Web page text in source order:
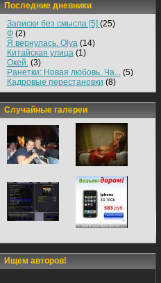
Последние дневники
Записки без смысла [5] (25)
Ф(2)
Я вернулась. Olya(14)
Китайская улица(1)
Окей.(3)
Ранетки: Новая любовь. Ча...(5)
Кадровые перестановки (8)
Случайные галереи
Ищем авторов!